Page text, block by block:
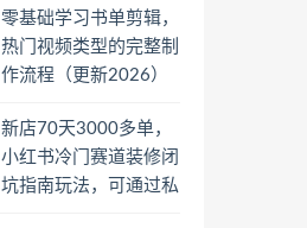
零基础学习书单剪辑，
热门视频类型的完整制
作流程（更新2026）
新店70天3000多单，
小红书冷门赛道装修闭
坑指南玩法，可通过私